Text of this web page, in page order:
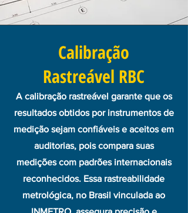
Calibração
Rastreável RBC
A calibração rastreável garante que os
resultados obtidos por instrumentos de
medição sejam confiáveis e aceitos em
auditorias, pois compara suas
medições com padrões internacionais
reconhecidos. Essa rastreabilidade
metrológica, no Brasil vinculada ao